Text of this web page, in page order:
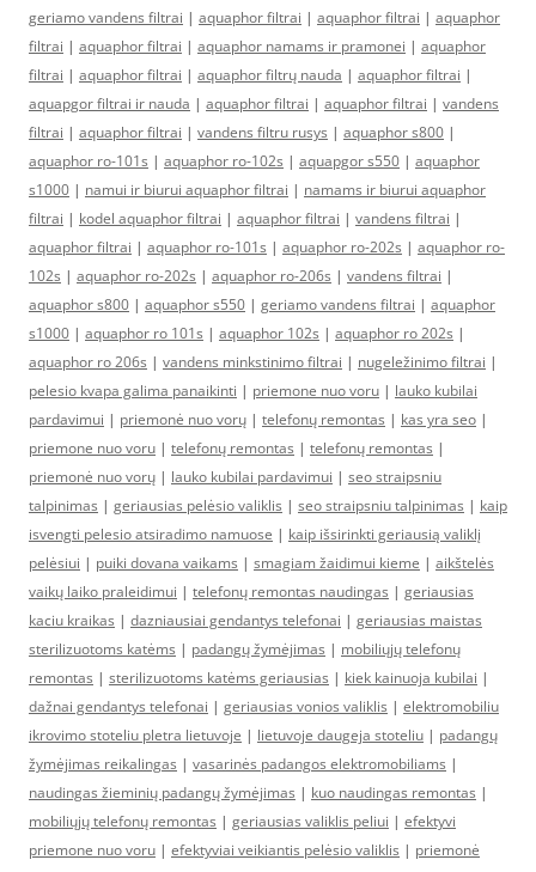
geriamo vandens filtrai | aquaphor filtrai | aquaphor filtrai | aquaphor
filtrai | aquaphor filtrai | aquaphor namams ir pramonei | aquaphor
filtrai | aquaphor filtrai | aquaphor filtrų nauda | aquaphor filtrai |
aquapgor filtrai ir nauda | aquaphor filtrai | aquaphor filtrai | vandens
filtrai | aquaphor filtrai | vandens filtru rusys | aquaphor s800 |
aquaphor ro-101s | aquaphor ro-102s | aquapgor s550 | aquaphor
s1000 | namui ir biurui aquaphor filtrai | namams ir biurui aquaphor
filtrai | kodel aquaphor filtrai | aquaphor filtrai | vandens filtrai |
aquaphor filtrai | aquaphor ro-101s | aquaphor ro-202s | aquaphor ro-
102s | aquaphor ro-202s | aquaphor ro-206s | vandens filtrai |
aquaphor s800 | aquaphor s550 | geriamo vandens filtrai | aquaphor
s1000 | aquaphor ro 101s | aquaphor 102s | aquaphor ro 202s |
aquaphor ro 206s | vandens minkstinimo filtrai | nugeležinimo filtrai |
pelesio kvapa galima panaikinti | priemone nuo voru | lauko kubilai
pardavimui | priemonė nuo vorų | telefonų remontas | kas yra seo |
priemone nuo voru | telefonų remontas | telefonų remontas |
priemonė nuo vorų | lauko kubilai pardavimui | seo straipsniu
talpinimas | geriausias pelėsio valiklis | seo straipsniu talpinimas | kaip
isvengti pelesio atsiradimo namuose | kaip išsirinkti geriausią valiklį
pelėsiui | puiki dovana vaikams | smagiam žaidimui kieme | aikštelės
vaikų laiko praleidimui | telefonų remontas naudingas | geriausias
kaciu kraikas | dazniausiai gendantys telefonai | geriausias maistas
sterilizuotoms katėms | padangų žymėjimas | mobiliųjų telefonų
remontas | sterilizuotoms katėms geriausias | kiek kainuoja kubilai |
dažnai gendantys telefonai | geriausias vonios valiklis | elektromobiliu
ikrovimo stoteliu pletra lietuvoje | lietuvoje daugeja stoteliu | padangų
žymėjimas reikalingas | vasarinės padangos elektromobiliams |
naudingas žieminių padangų žymėjimas | kuo naudingas remontas |
mobiliųjų telefonų remontas | geriausias valiklis peliui | efektyvi
priemone nuo voru | efektyviai veikiantis pelėsio valiklis | priemonė